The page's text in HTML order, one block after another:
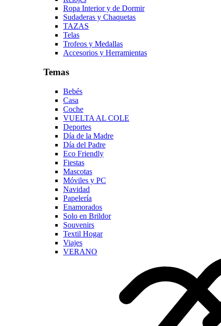
Ropa Interior y de Dormir
Sudaderas y Chaquetas
TAZAS
Telas
Trofeos y Medallas
Accesorios y Herramientas
Temas
Bebés
Casa
Coche
VUELTA AL COLE
Deportes
Día de la Madre
Día del Padre
Eco Friendly
Fiestas
Mascotas
Móviles y PC
Navidad
Papelería
Enamorados
Solo en Brildor
Souvenirs
Textil Hogar
Viajes
VERANO